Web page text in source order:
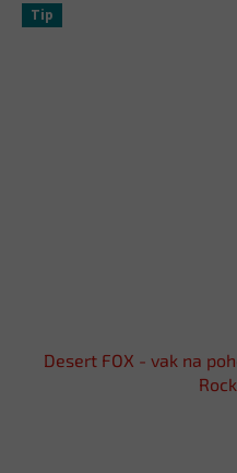
Tip
Desert FOX - vak na